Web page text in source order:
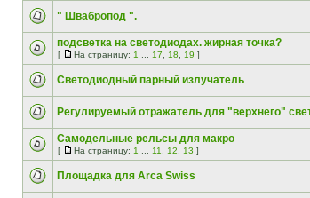
" Швабропод ".
подсветка на светодиодах. жирная точка?
[ На страницу: 1 17 18 19 ]
Светодиодный парный излучатель
Регулируемый отражатель для "верхнего"
Самодельные рельсы для макро
[ На страницу: 1 11 12 13 ]
Площадка для Arca Swiss